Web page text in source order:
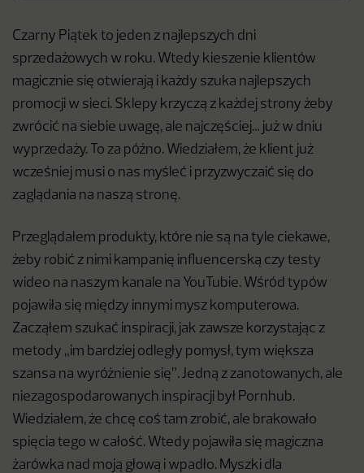
Czarny Piątek to jeden z najlepszych dni
sprzedażowych w roku. Wtedy kieszenie klientów
magicznie się otwierają i każdy szuka najlepszych
promocji w sieci. Sklepy krzyczą z każdej strony żeby
zwrócić na siebie uwagę, ale najczęściej… już w dniu
wyprzedaży. To za późno. Wiedziałem, że klient już
wcześniej musi o nas myśleć i przyzwyczaić się do
zaglądania na naszą stronę.
Przeglądałem produkty, które nie są na tyle ciekawe,
żeby robić z nimi kampanię influencerską czy testy
wideo na naszym kanale na YouTubie. Wśród typów
pojawiła się między innymi mysz komputerowa.
Zacząłem szukać inspiracji, jak zawsze korzystając z
metody „im bardziej odległy pomysł, tym większa
szansa na wyróżnienie się”. Jedną z zanotowanych, ale
niezagospodarowanych inspiracji był Pornhub.
Wiedziałem, że chcę coś tam zrobić, ale brakowało
spięcia tego w całość. Wtedy pojawiła się magiczna
żarówka nad moją głową i wpadło. Myszki dla